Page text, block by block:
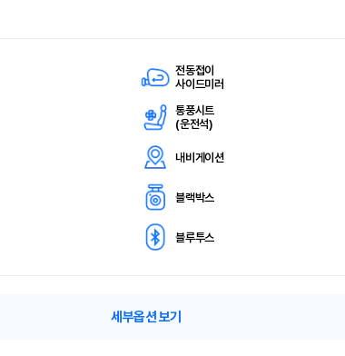
전동접이
사이드미러
통풍시트
(운전석)
내비게이션
블랙박스
블루투스
세부옵션 보기